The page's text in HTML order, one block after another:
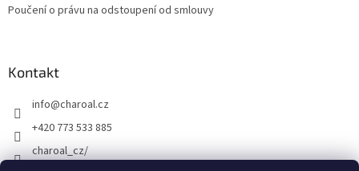
Poučení o právu na odstoupení od smlouvy
Kontakt
info@charoal.cz
+420 773 533 885
charoal_cz/